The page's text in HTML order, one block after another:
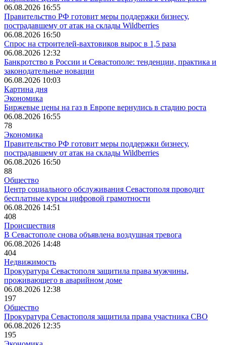
06.08.2026 16:55
Правительство РФ готовит меры поддержки бизнесу,
пострадавшему от атак на склады Wildberries
06.08.2026 16:50
Спрос на строителей-вахтовиков вырос в 1,5 раза
06.08.2026 12:32
Банкротство в России и Севастополе: тенденции, практика и
законодательные новации
06.08.2026 10:03
Картина дня
Экономика
Биржевые цены на газ в Европе вернулись в стадию роста
06.08.2026 16:55
78
Экономика
Правительство РФ готовит меры поддержки бизнесу,
пострадавшему от атак на склады Wildberries
06.08.2026 16:50
88
Общество
Центр социального обслуживания Севастополя проводит
бесплатные курсы цифровой грамотности
06.08.2026 14:51
408
Происшествия
В Севастополе снова объявлена воздушная тревога
06.08.2026 14:48
404
Недвижимость
Прокуратура Севастополя защитила права мужчины,
проживающего в аварийном доме
06.08.2026 12:38
197
Общество
Прокуратура Севастополя защитила права участника СВО
06.08.2026 12:35
195